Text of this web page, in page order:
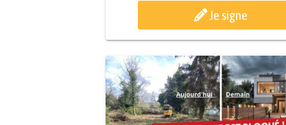
Je signe